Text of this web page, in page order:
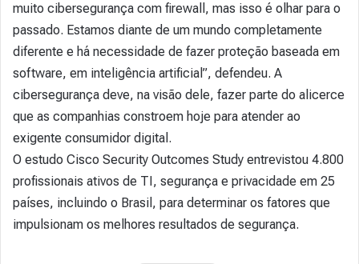
muito cibersegurança com firewall, mas isso é olhar para o
passado. Estamos diante de um mundo completamente
diferente e há necessidade de fazer proteção baseada em
software, em inteligência artificial”, defendeu. A
cibersegurança deve, na visão dele, fazer parte do alicerce
que as companhias constroem hoje para atender ao
exigente consumidor digital.
O estudo Cisco Security Outcomes Study entrevistou 4.800
profissionais ativos de TI, segurança e privacidade em 25
países, incluindo o Brasil, para determinar os fatores que
impulsionam os melhores resultados de segurança.